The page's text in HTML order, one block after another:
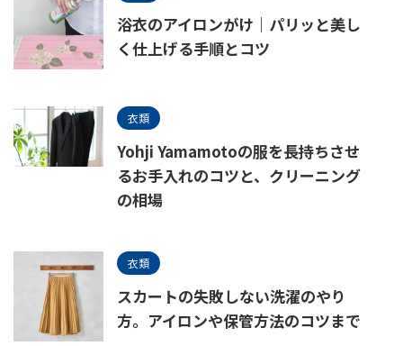
浴衣のアイロンがけ｜パリッと美し
く仕上げる手順とコツ
衣類
Yohji Yamamotoの服を長持ちさせ
るお手入れのコツと、クリーニング
の相場
衣類
スカートの失敗しない洗濯のやり
方。アイロンや保管方法のコツまで